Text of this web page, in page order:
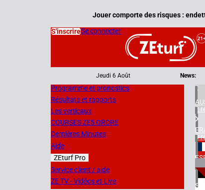
Jouer comporte des risques :
S'inscrireSe connecter
Jeudi 6 Août
|
News:
Programme et pronostics
Résultats et rapports
Les verticaux
COURSES ZE5 ORDRE
Dernières Minutes
Aide
ZEturf Pro
Service client / aide
ZE TV - Vidéos et Live
2
3